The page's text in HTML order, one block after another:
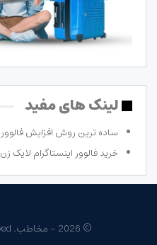
لینک های مفید
ساده ترین روش افزایش فالوور
خرید فالوور اینستاگرام لایک زن
© 2026 - مخاطب. All Rights Reserved.